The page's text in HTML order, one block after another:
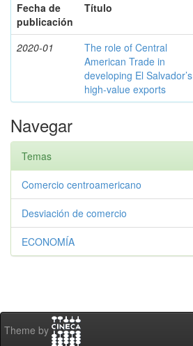
Fecha de
publicación
Título
2020-01
The role of Central
American Trade in
developing El Salvador’s
high-value exports
Navegar
Temas
Comercio centroamericano
Desviación de comercio
ECONOMÍA
Theme by